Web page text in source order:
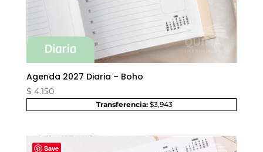
Agenda 2027 Diaria – Boho
$ 4.150
Transferencia: $3,943
Save